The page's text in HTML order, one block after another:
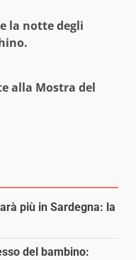
la notte degli
alla Mostra del
più in Sardegna: la
del bambino: